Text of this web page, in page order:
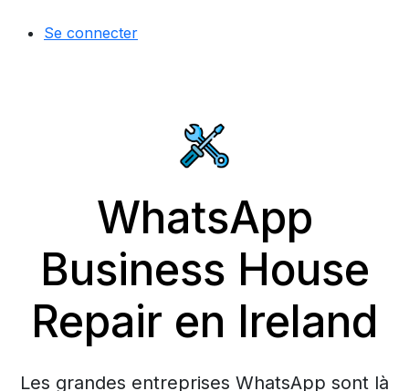
Se connecter
WhatsApp
Business House
Repair en Ireland
Les grandes entreprises WhatsApp sont là